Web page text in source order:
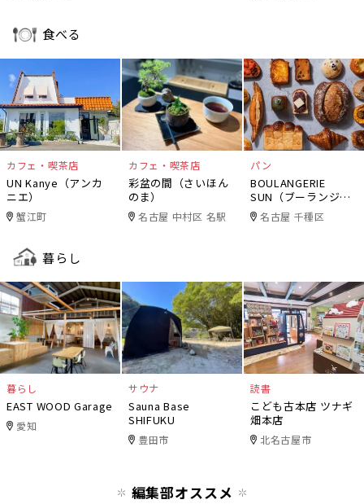
食べる
カフェ・喫茶店
UN Kanye（アンカ
ニエ）
蟹江町
カフェ・喫茶店
彩盆の間（さいほん
のま）
名古屋 中村区 名駅
パン
BOULANGERIE
SUN（ブーランジェ
リー・サン）
名古屋 千種区
暮らし
暮らし
EAST WOOD Garage
愛知
サウナ
Sauna Base
SHIFUKU
豊田市
読書
こども古本店 ツナギ
畑本店
北名古屋市
編集部オススメ